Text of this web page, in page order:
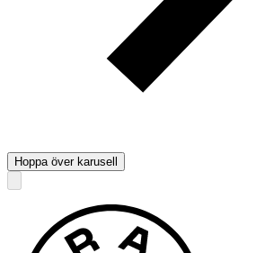
Hoppa över karusell